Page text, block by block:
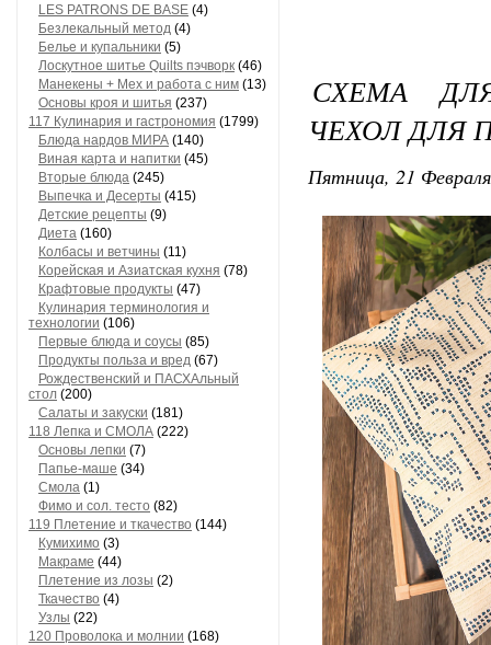
LES PATRONS DE BASE (4)
Безлекальный метод (4)
Белье и купальники (5)
Лоскутное шитье Quilts пэчворк (46)
Манекены + Мех и работа с ним (13)
Основы кроя и шитья (237)
117 Кулинария и гастрономия (1799)
Блюда нардов МИРА (140)
Виная карта и напитки (45)
Вторые блюда (245)
Выпечка и Десерты (415)
Детские рецепты (9)
Диета (160)
Колбасы и ветчины (11)
Корейская и Азиатская кухня (78)
Крафтовые продукты (47)
Кулинария терминология и
технологии (106)
Первые блюда и соусы (85)
Продукты польза и вред (67)
Рождественский и ПАСХАльный
стол (200)
Салаты и закуски (181)
118 Лепка и СМОЛА (222)
Основы лепки (7)
Папье-маше (34)
Смола (1)
Фимо и сол. тесто (82)
119 Плетение и ткачество (144)
Кумихимо (3)
Макраме (44)
Плетение из лозы (2)
Ткачество (4)
Узлы (22)
120 Проволока и молнии (168)
СХЕМА
ЧЕХОЛ ДЛЯ
Пятница, 21